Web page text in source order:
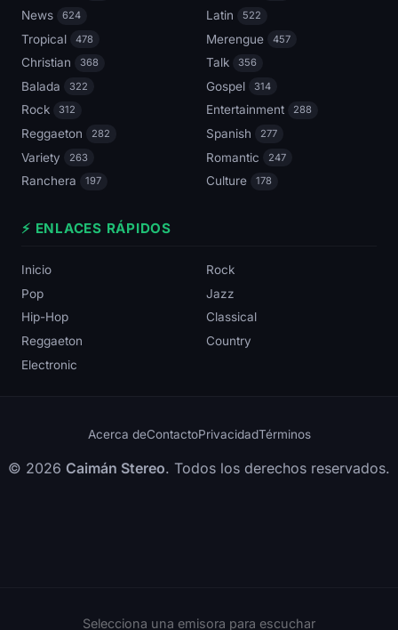
News 624 Latin 522
Tropical 478 Merengue 457
Christian 368 Talk 356
Balada 322 Gospel 314
Rock 312 Entertainment 288
Reggaeton 282 Spanish 277
Variety 263 Romantic 247
Ranchera 197 Culture 178
⚡ ENLACES RÁPIDOS
Inicio
Rock
Pop
Jazz
Hip-Hop
Classical
Reggaeton
Country
Electronic
Acerca deContactoPrivacidadTérminos
© 2026 Caimán Stereo. Todos los derechos reservados.
Selecciona una emisora para escuchar